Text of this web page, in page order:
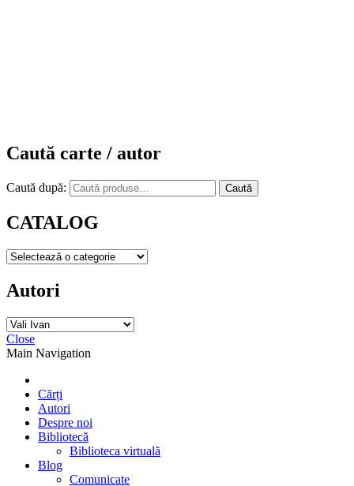
Caută carte / autor
Caută după: Caută
CATALOG
Autori
Close
Main Navigation
Cărți
Autori
Despre noi
Bibliotecă
Biblioteca virtuală
Blog
Comunicate